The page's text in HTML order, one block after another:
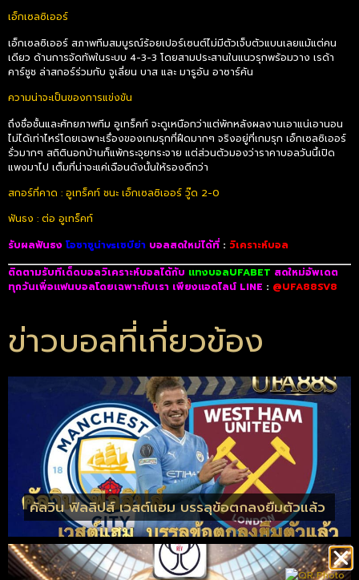
เอ็กเซลซิเออร์
เอ็กเซลซิเออร์ สภาพทีมสมบูรณ์ร้อยเปอร์เซนต์ไม่มีตัวเจ็บตัวแบนเลยแม้แต่คน
เดียว ด้านการจัดทัพในระบบ 4-3-3 โดยสามประสานในแนวรุกพร้อมวาง เรด้า
คาร์ชูช ล่าสกอร์ร่วมกับ จูเลี่ยน บาส และ มารูอัน อาซาร์คัน
ความน่าจะเป็นของการแข่งขัน
ถึงชื่อชั้นและศักยภาพทีม อูเทร็คท์ จะดูเหนือกว่าแต่พักหลังผลงานเอาแน่เอานอน
ไม่ได้เท่าไหร่โดยเฉพาะเรื่องของเกมรุกที่ฝืดมากๆ จริงอยู่ที่เกมรุก เอ็กเซลซิเออร์
รั่วมากๆ สถิตินอกบ้านก็แพ้กระจุยกระจาย แต่ส่วนตัวมองว่าราคาบอลวันนี้เปิด
แพงมาไป เต็มที่น่าจะแค่เฉือนดังนั้นให้รองดีกว่า
สกอร์ที่คาด : อูเทร็คท์ ชนะ เอ็กเซลซิเออร์ วู๊ด 2-0
ฟันธง : ต่อ อูเทร็คท์
รับผลฟันธง โอซาซูน่าvsเซบีย่า บอลสดใหม่ได้ที่: วิเคราะห์บอล
ติดตามรับทีเด็ดบอลวิเคราะห์บอลได้กับ แทงบอลUFABET สดใหม่อัพเดต
ทุกวันเพื่อแฟนบอลโดยเฉพาะกับเรา เพียงแอดไลน์ LINE : @UFA88SV8
ข่าวบอลที่เกี่ยวข้อง
คัลวิน ฟิลลิปส์ เวสต์แฮม บรรลุข้อตกลงยืมตัวแล้ว